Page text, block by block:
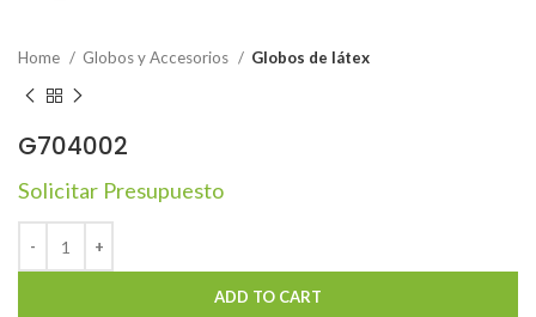
Home Globos y Accesorios Globos de látex
G704002
Solicitar Presupuesto
ADD TO CART